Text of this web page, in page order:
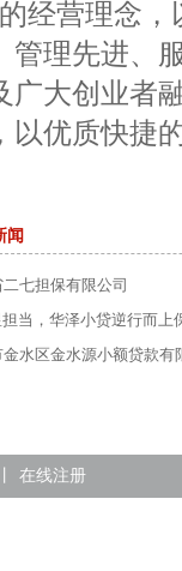
经营理念
管理先进、
广大创业者
以优质快捷
闻
七担保有限公司
担当，华泽小贷逆行而上
金水区金水源小额贷款有
在线注册